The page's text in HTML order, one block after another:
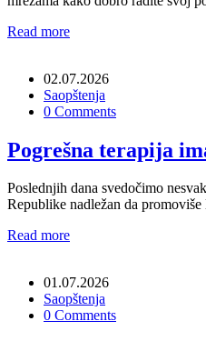
Read more
02.07.2026
Saopštenja
0 Comments
Pogrešna terapija
Poslednjih dana svedočimo
Republike nadležan da
Read more
01.07.2026
Saopštenja
0 Comments